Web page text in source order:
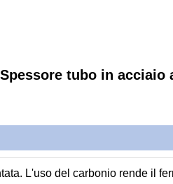
tubo in acciaio
L'uso del carbonio rende il